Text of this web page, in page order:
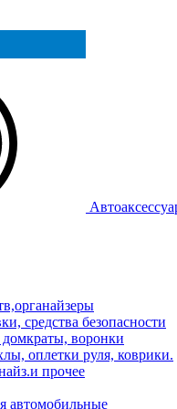
средства безопасности
воронки
оплетки руля, коврики.
прочее
автомобильные